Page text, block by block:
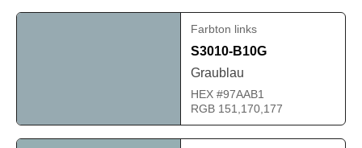
Farbton links
S3010-B10G
Graublau
HEX #97AAB1
RGB 151,170,177